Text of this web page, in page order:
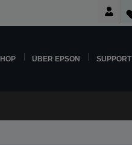
ÜBER EPSON SUPPORT